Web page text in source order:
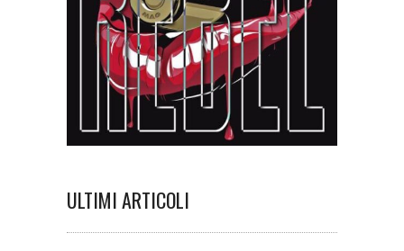
ULTIMI ARTICOLI